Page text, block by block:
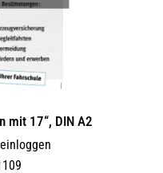
mit 17“, DIN A2